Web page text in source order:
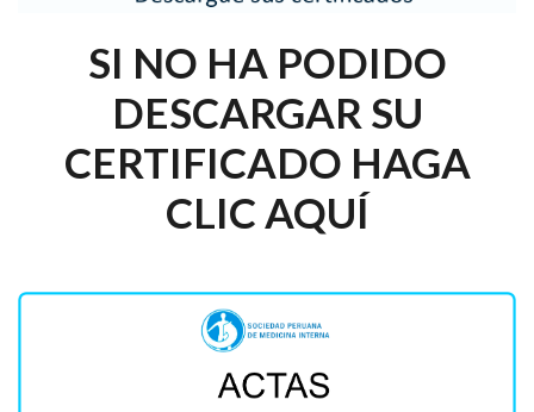
SI NO HA PODIDO
DESCARGAR SU
CERTIFICADO HAGA
CLIC AQUÍ